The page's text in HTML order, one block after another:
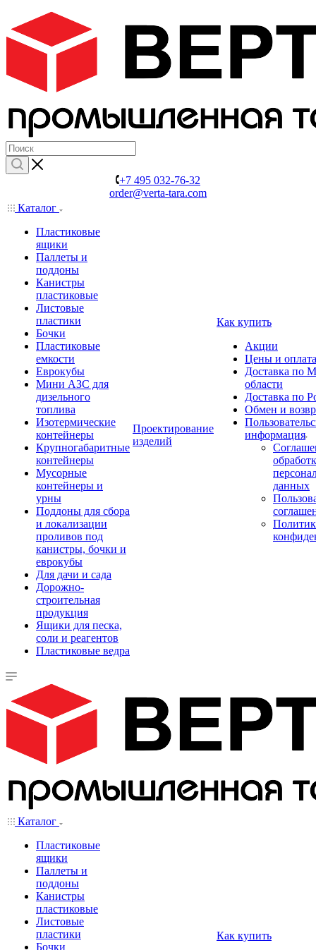
+7 495 032-76-32
order@verta-tara.com
Каталог
Пластиковые
ящики
Паллеты и
поддоны
Канистры
пластиковые
Листовые
пластики
Бочки
Пластиковые
емкости
Еврокубы
Мини АЗС для
дизельного
топлива
Изотермические
контейнеры
Крупногабаритные
контейнеры
Мусорные
контейнеры и
урны
Поддоны для сбора
и локализации
проливов под
канистры, бочки и
еврокубы
Для дачи и сада
Дорожно-
строительная
продукция
Ящики для песка,
соли и реагентов
Пластиковые ведра
Проектирование
изделий
Как купить
Акции
Цены и оплата
Доставка по
области
Доставка по
Обмен и
информация
данных
Каталог
Пластиковые
ящики
Паллеты и
поддоны
Канистры
пластиковые
Листовые
пластики
Бочки
Как купить